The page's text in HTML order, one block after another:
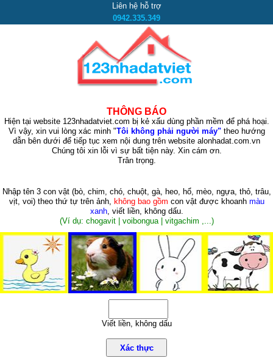
Liên hệ hỗ trợ
0942.335.349
THÔNG BÁO
Hiện tại website 123nhadatviet.com bị kẻ xấu dùng phần mềm để phá hoại.
Vì vậy, xin vui lòng xác minh "Tôi không phải người máy"theo hướng
dẫn bên dưới để tiếp tục xem nội dung trên website alonhadat.com.vn
Chúng tôi xin lỗi vì sự bất tiện này. Xin cám ơn.
Trân trọng.
Nhập tên 3 con vật (bò, chim, chó, chuột, gà, heo, hổ, mèo, ngựa, thỏ, trâu,
vịt, voi)theo thứ tự trên ảnh, không bao gồm con vật được khoanh màu
xanh, viết liền, không dấu.
(Ví dụ: chogavit | voibongua | vitgachim ,...)
Viết liền, không dấu
Xác thực